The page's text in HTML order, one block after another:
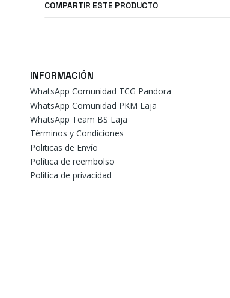
COMPARTIR ESTE PRODUCTO
INFORMACIÓN
WhatsApp Comunidad TCG Pandora
WhatsApp Comunidad PKM Laja
WhatsApp Team BS Laja
Términos y Condiciones
Politicas de Envío
Política de reembolso
Política de privacidad